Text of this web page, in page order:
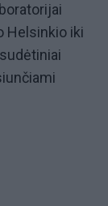
Helsinkio iki